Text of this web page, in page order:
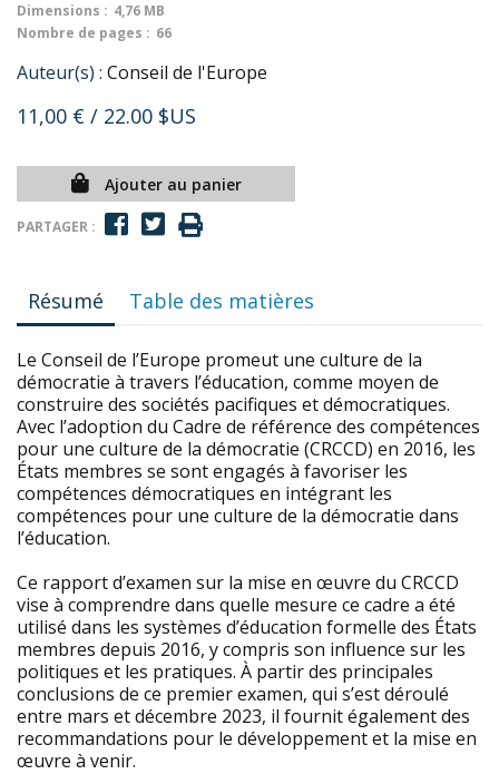
Dimensions : 4,76 MB
Nombre de pages : 66
Auteur(s) : Conseil de l'Europe
11,00 € / 22.00 $US
Ajouter au panier
PARTAGER :
Résumé Table des matières
Le Conseil de l’Europe promeut une culture de la
démocratie à travers l’éducation, comme moyen de
construire des sociétés pacifiques et démocratiques.
Avec l’adoption du Cadre de référence des compétences
pour une culture de la démocratie (CRCCD) en 2016, les
États membres se sont engagés à favoriser les
compétences démocratiques en intégrant les
compétences pour une culture de la démocratie dans
l’éducation.
Ce rapport d’examen sur la mise en œuvre du CRCCD
vise à comprendre dans quelle mesure ce cadre a été
utilisé dans les systèmes d’éducation formelle des États
membres depuis 2016, y compris son influence sur les
politiques et les pratiques. À partir des principales
conclusions de ce premier examen, qui s’est déroulé
entre mars et décembre 2023, il fournit également des
recommandations pour le développement et la mise en
œuvre à venir.